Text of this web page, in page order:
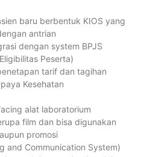
baru berbentuk KIOS yang
antrian
dengan system BPJS
Peserta)
tarif dan tagihan
Kesehatan
alat laboratorium
film dan bisa digunakan
promosi
and Communication System)